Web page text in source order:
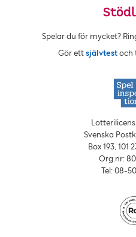
Spelar du för mycket?
Gör ett självtest och
Svenska
Box 193, 101
Org.nr:
Tel: